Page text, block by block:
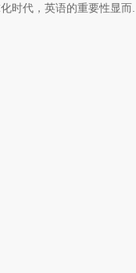
时代，英语的重要性显而...